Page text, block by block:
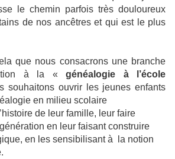
le chemin parfois très douloureux
de nos ancêtres et qui est le plus
que nous consacrons une branche
à la « généalogie à l’école
souhaitons ouvrir les jeunes enfants
en milieu scolaire
de leur famille, leur faire
en leur faisant construire
en les sensibilisant à
la notion